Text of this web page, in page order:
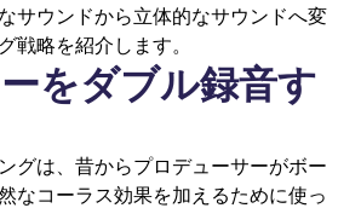
サウンドから立体的なサウンドへ変
戦略を紹介します。
をダブル録音す
グは、昔からプロデューサーがボー
なコーラス効果を加えるために使っ